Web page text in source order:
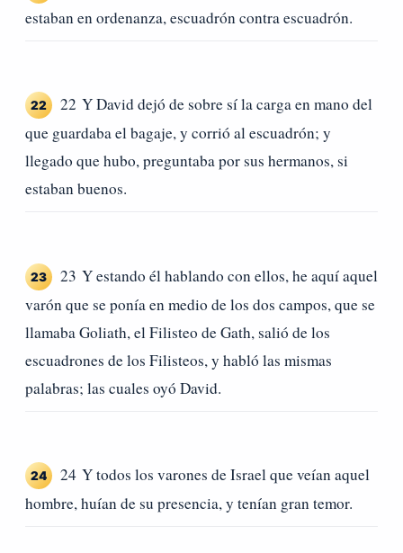
estaban en ordenanza, escuadrón contra escuadrón.
22
22 Y David dejó de sobre sí la carga en mano del
que guardaba el bagaje, y corrió al escuadrón; y
llegado que hubo, preguntaba por sus hermanos, si
estaban buenos.
23
23 Y estando él hablando con ellos, he aquí aquel
varón que se ponía en medio de los dos campos, que se
llamaba Goliath, el Filisteo de Gath, salió de los
escuadrones de los Filisteos, y habló las mismas
palabras; las cuales oyó David.
24
24 Y todos los varones de Israel que veían aquel
hombre, huían de su presencia, y tenían gran temor.